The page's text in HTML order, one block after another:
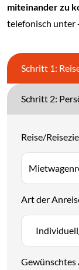
miteinander zu
telefonisch unter
Schritt 1:
Schritt 2:
Reise/
Art der